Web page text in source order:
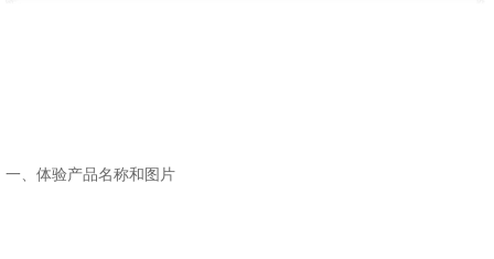
一、体验产品名称和图片